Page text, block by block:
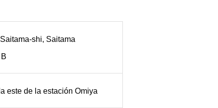
shi, Saitama
este de la estación Omiya